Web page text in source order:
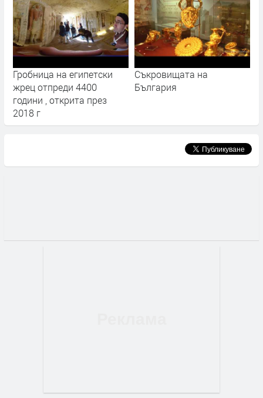
Гробница на египетски
жрец отпреди 4400
години , открита през
2018 г
Съкровищата на
България